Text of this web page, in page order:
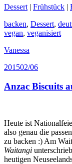
Dessert | Frühstück |
backen, Dessert,
vegan, veganisiert
Vanessa
201502/06
Anzac Biscuits
Heute ist
also genau die
zu backen :) Am
Waitangi
heutigen